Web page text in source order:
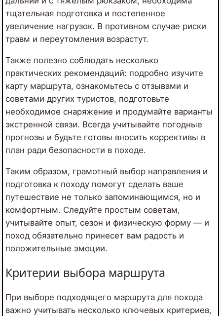
тщательная подготовка и постепенное
увеличение нагрузок. В противном случае риски
травм и переутомления возрастут.
Также полезно соблюдать несколько
практических рекомендаций: подробно изучите
карту маршрута, ознакомьтесь с отзывами и
советами других туристов, подготовьте
необходимое снаряжение и продумайте варианты
экстренной связи. Всегда учитывайте погодные
прогнозы и будьте готовы вносить коррективы в
план ради безопасности в походе.
Таким образом, грамотный выбор направления и
подготовка к походу помогут сделать ваше
путешествие не только запоминающимся, но и
комфортным. Следуйте простым советам,
учитывайте опыт, сезон и физическую форму — и
поход обязательно принесет вам радость и
положительные эмоции.
Критерии выбора маршрута
При выборе подходящего маршрута для похода
важно учитывать несколько ключевых критериев,